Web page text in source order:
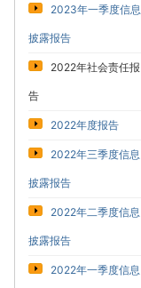
2023年一季度信息
披露报告
2022年社会责任报
告
2022年度报告
2022年三季度信息
披露报告
2022年二季度信息
披露报告
2022年一季度信息